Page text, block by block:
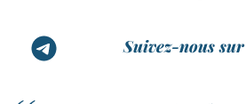
Suivez-nous